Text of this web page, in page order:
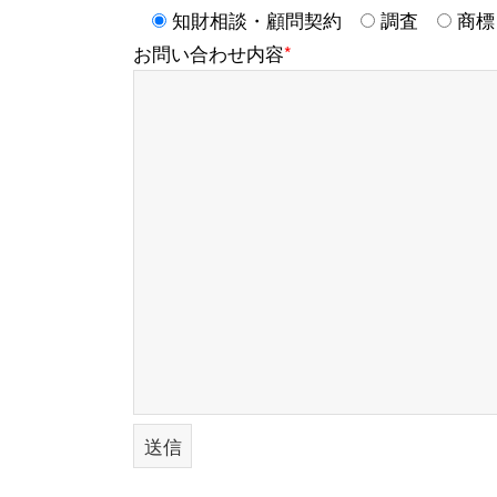
知財相談・顧問契約 調査
商標
お問い合わせ内容*